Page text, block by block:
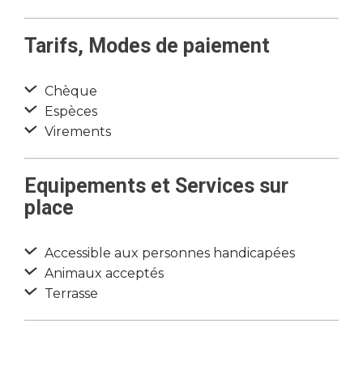
Tarifs, Modes de paiement
Chèque
Espèces
Virements
Equipements et Services sur
place
Accessible aux personnes handicapées
Animaux acceptés
Terrasse